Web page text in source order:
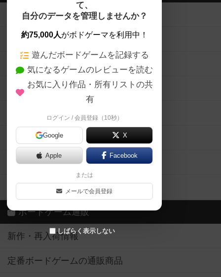
て、
自分のデータを管理しませんか？
約75,000人がボドゲーマを利用中！
遊んだボードゲームを記録する
気になるゲームのレビューを読む
お気に入り作品・所有リストの共
有
ログイン / 会員登録（10秒）
Google X
Apple Facebook
または
メールで会員登録
しばらく表示しない
ボードゲームを検索する
ボードゲームの新着レビュー
ボードゲーム会情報
メカニクス特集
掲示板・トピックス
ボドとも・会員一覧
ボードゲーム業界コラム
ボドゲーマご利用案内
ボードゲーム通販
新作・再入荷情報
定番ボードゲームの通販商品